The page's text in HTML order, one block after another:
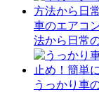
車のエアコ
法から日常
うっかり車